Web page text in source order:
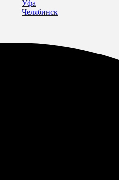
Уфа
Челябинск